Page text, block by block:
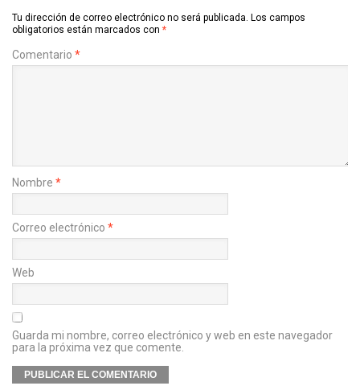
Tu dirección de correo electrónico no será publicada. Los campos
obligatorios están marcados con *
Comentario *
Nombre *
Correo electrónico *
Web
Guarda mi nombre, correo electrónico y web en este navegador
para la próxima vez que comente.